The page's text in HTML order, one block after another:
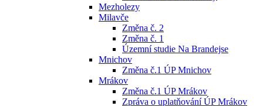
Mezholezy
Milavče
Změna č. 2
Změna č. 1
Územní studie Na Brandejse
Mnichov
Změna č.1 ÚP Mnichov
Mrákov
Změna č.1 ÚP Mrákov
Zpráva o uplatňování ÚP Mrákov